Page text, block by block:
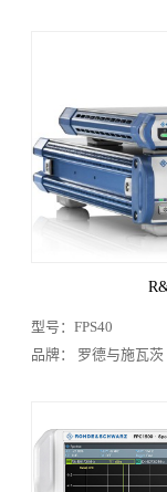
型号：FPS40
品牌： 罗德与施瓦茨